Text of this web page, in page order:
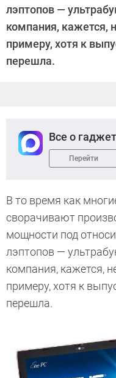
лэптопов —
компания, кажется,
примеру, хотя к
перешла.
Все о
Перейти
В то время как
сворачивают
мощности под
лэптопов —
компания, кажется,
примеру, хотя к
перешла.